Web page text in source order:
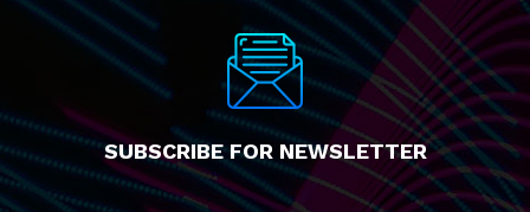
SUBSCRIBE FOR NEWSLETTER